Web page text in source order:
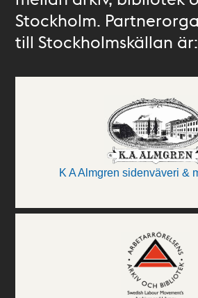
Stockholm.
till Stockholmskällan är:
K A Almgren sidenväveri &